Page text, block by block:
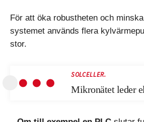
För att öka robustheten och
systemet används flera
stor.
SOLCELLER.
Mikronätet leder